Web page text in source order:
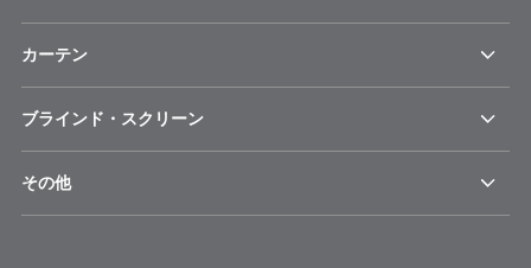
カーテン
ブラインド・スクリーン
その他